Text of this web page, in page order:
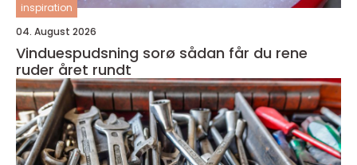
inspiration
04. August 2026
Vinduespudsning sorø sådan får du rene
ruder året rundt